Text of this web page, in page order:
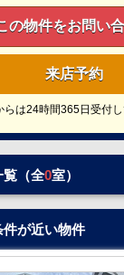
の物件をお問い
来店予約
らは24時間365日受付し
覧（全0室）
が近い物件